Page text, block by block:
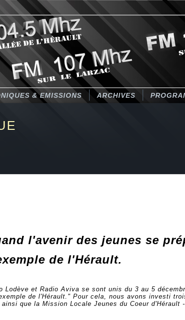
& EMISSIONS ARCHIVES
l'avenir des jeunes se
de l'Hérault.
Lodève et Radio Aviva se sont unis du 3 au 5
de l'Hérault." Pour cela, nous avons investi
que la Mission Locale Jeunes du Coeur d'Hérault